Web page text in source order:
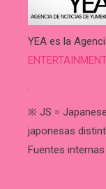
YEA es la
.
※ JS =
japonesas
Fuentes